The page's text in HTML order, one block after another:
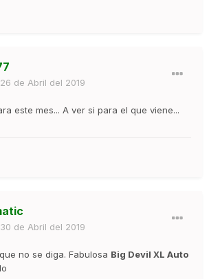
26 de Abril del 2019
este mes... A ver si para el que viene...
30 de Abril del 2019
no se diga. Fabulosa Big Devil XL Auto